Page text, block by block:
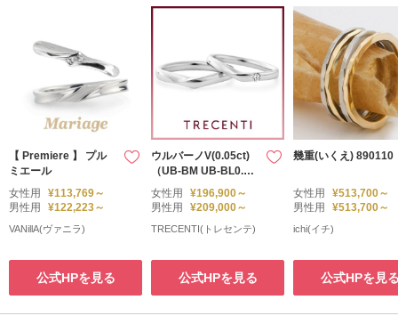
【 Premiere 】 プル
ミエール
女性用
¥113,769～
男性用
¥122,223～
VANillA(ヴァニラ)
公式HPを見る
ウルバーノV(0.05ct)
（UB-BM UB-BL0.0
5）
女性用
¥196,900～
男性用
¥209,000～
TRECENTI(トレセンテ)
公式HPを見る
幾重(いくえ) 890110
女性用
¥513,700～
男性用
¥513,700～
ichi(イチ)
公式HPを見